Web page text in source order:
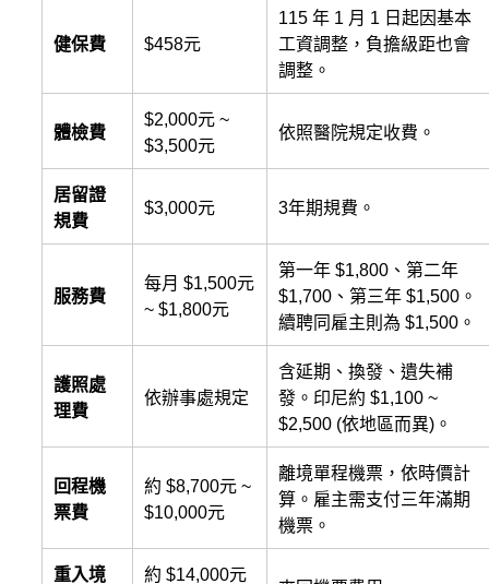
健保費 $458元
115 年 1 月 1 日起因基本
工資調整，負擔級距也會
調整。
體檢費
$2,000元 ~
$3,500元
依照醫院規定收費。
居留證
規費
$3,000元 3年期規費。
服務費
每月 $1,500元
~ $1,800元
第一年 $1,800、第二年
$1,700、第三年 $1,500。
續聘同雇主則為 $1,500。
護照處
理費
依辦事處規定
含延期、換發、遺失補
發。印尼約 $1,100 ~
$2,500 (依地區而異)。
回程機
票費
約 $8,700元 ~
$10,000元
離境單程機票，依時價計
算。雇主需支付三年滿期
機票。
重入境 約 $14,000元